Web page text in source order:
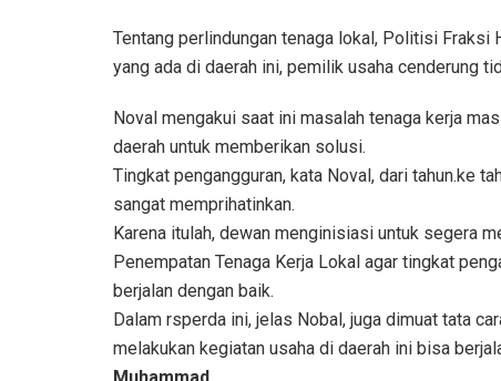
Tentang perlindungan tenaga lokal, Politisi Fraksi
yang ada di daerah ini, pemilik usaha cenderung
Noval mengakui saat ini masalah tenaga kerja
daerah untuk memberikan solusi.
Tingkat pengangguran, kata Noval, dari tahun.ke
sangat memprihatinkan.
Karena itulah, dewan menginisiasi untuk segera
Penempatan Tenaga Kerja Lokal agar tingkat
berjalan dengan baik.
Dalam rsperda ini, jelas Nobal, juga dimuat tata
melakukan kegiatan usaha di daerah ini bisa